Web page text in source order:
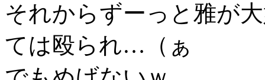
それからずーっと雅が
ては殴られ…（ぁ